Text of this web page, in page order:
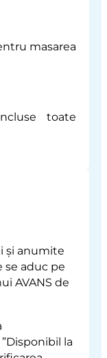
masarea
toate
și anumite
se aduc pe
AVANS de
”Disponibil la